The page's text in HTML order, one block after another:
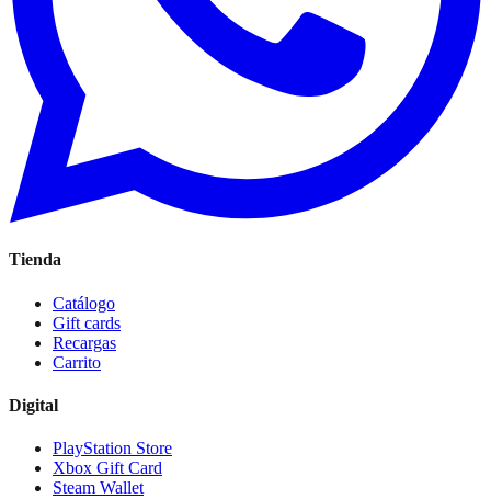
Tienda
Catálogo
Gift cards
Recargas
Carrito
Digital
PlayStation Store
Xbox Gift Card
Steam Wallet